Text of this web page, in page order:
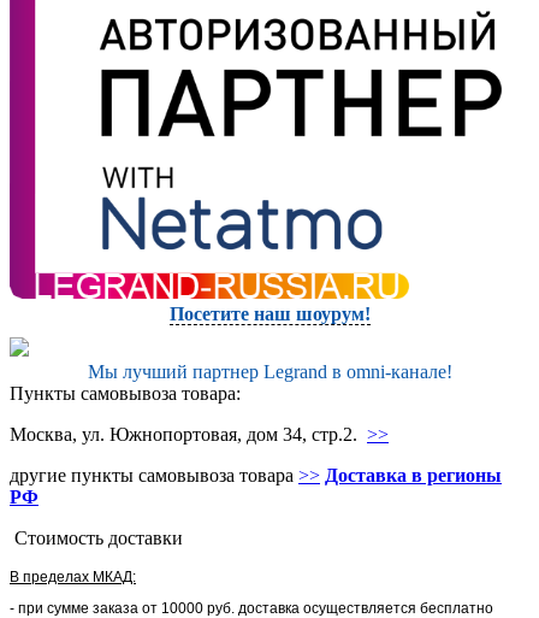
Посетите наш шоурум!
Мы лучший партнер Legrand в omni-канале!
Пункты самовывоза товара:
Москва, ул. Южнопортовая, дом 34, стр.2. >>
другие пункты самовывоза товара >> Доставка в регионы
РФ
Стоимость доставки
В пределах МКАД:
- при сумме заказа от 10000 руб. доставка осуществляется бесплатно